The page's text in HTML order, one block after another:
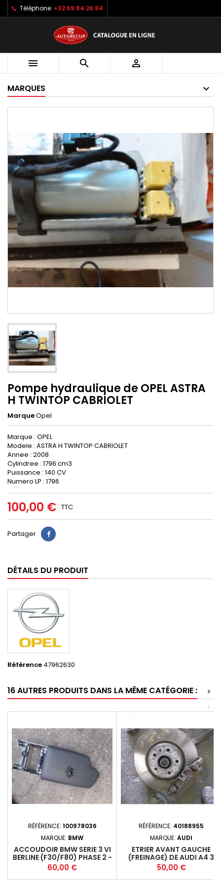
Téléphone: +32 69 84 26 84
  
MARQUES
Pompe hydraulique de OPEL ASTRA
H TWINTOP CABRIOLET
MarqueOpel
Marque : OPEL
Modele : ASTRA H TWINTOP CABRIOLET
Annee : 2008
Cylindree : 1796 cm3
Puissance : 140 CV
Numero LP : 1796
100,00 € TTC
Partager
DÉTAILS DU PRODUIT
Référence 47962630
16 AUTRES PRODUITS DANS LA MÊME CATÉGORIE :
>
<
RÉFÉRENCE: 100978036
MARQUE: BMW
ACCOUDOIR BMW SERIE 3 VI
BERLINE (F30/F80) PHASE 2 -
4P 2015-05+
Prix
60,00 €
RÉFÉRENCE: 40188955
MARQUE: AUDI
ETRIER AVANT GAUCHE
(FREINAGE) DE AUDI A4 3
PHASE 1
Prix
50,00 €